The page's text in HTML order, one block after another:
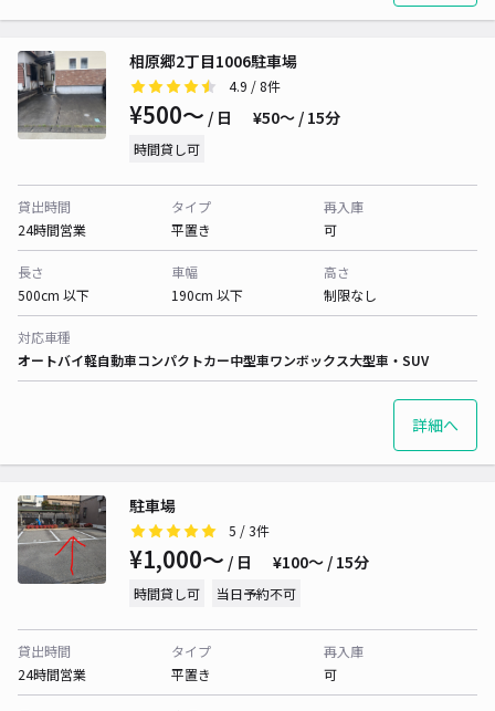
相原郷2丁目1006駐車場
4.9 / 8件
¥500〜 / 日 ¥50〜 / 15分
時間貸し可
貸出時間
24時間営業
タイプ
平置き
再入庫
可
長さ
500cm 以下
車幅
190cm 以下
高さ
制限なし
対応車種
オートバイ軽自動車コンパクトカー中型車ワンボックス大型車・SUV
詳細へ
駐車場
5 / 3件
¥1,000〜 / 日 ¥100〜 / 15分
時間貸し可 当日予約不可
貸出時間
24時間営業
タイプ
平置き
再入庫
可